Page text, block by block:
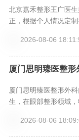
速！-新颜智尚小
北京嘉禾整形王广医
正，根据个人情况定
拉与丰满。医院提供
效果自然、恢复顺利
过新颜智尚小程序加
2026-08-06
厦门思明臻医整
厦门思明臻医整形外
生，在眼部整形领域，
合个性化美学设计与
了独特竞争力。其口
2026-08-06